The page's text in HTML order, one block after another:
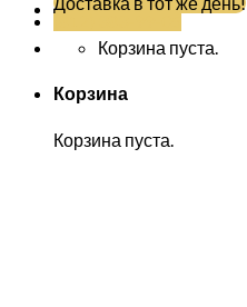
(812) 383-99-05
Корзина пуста.
Корзина
Корзина пуста.